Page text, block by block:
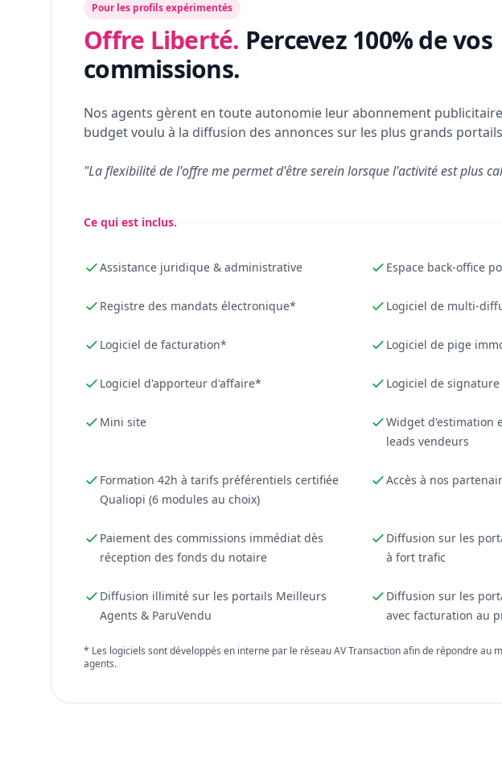
Pour les profils expérimentés
Offre Liberté. Percevez 100% de vos
commissions.
Nos agents gèrent en toute autonomie leur abonnement
budget voulu à la diffusion des annonces sur les plus grands
"La flexibilité de l'offre me permet d'être serein lorsque l'activité est plus
Ce qui est inclus.
Assistance juridique & administrative Espace back-office
Registre des mandats électronique* Logiciel de multi-
Logiciel de facturation* Logiciel de pige
Logiciel d'apporteur d'affaire* Logiciel de
Mini site
Widget d'estimation
leads vendeurs
Formation 42h à tarifs préférentiels certifiée
Qualiopi (6 modules au choix)
Accès à nos
Paiement des commissions immédiat dès
réception des fonds du notaire
Diffusion sur les
à fort trafic
Diffusion illimité sur les portails Meilleurs
Agents & ParuVendu
Diffusion sur les
avec facturation au
* Les logiciels sont développés en interne par le réseau AV Transaction afin de répondre au
agents.